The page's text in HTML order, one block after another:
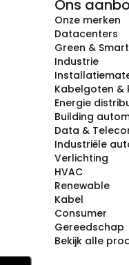
Ons
Onze merken
Datacenters
Green & Smart
Industrie
Kabelgoten &
Energie
Building
Data &
Industriële
Verlichting
HVAC
Renewable
Kabel
Consumer
Gereedschap
Bekijk alle